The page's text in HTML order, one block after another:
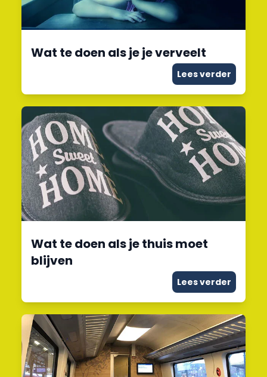
Wat te doen als je je verveelt
Lees verder
Wat te doen als je thuis moet
blijven
Lees verder